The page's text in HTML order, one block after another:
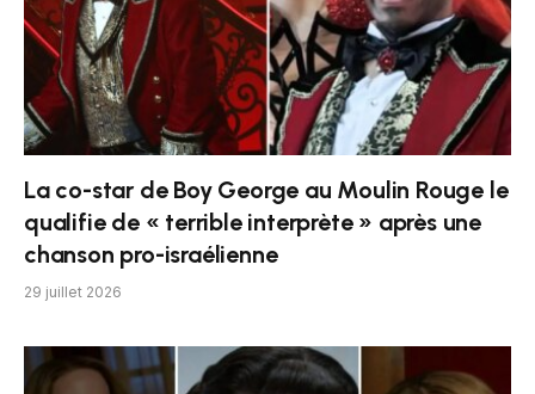
La co-star de Boy George au Moulin Rouge le
qualifie de « terrible interprète » après une
chanson pro-israélienne
29 juillet 2026